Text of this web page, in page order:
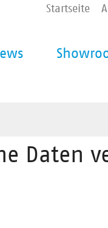
Startseite
Daten